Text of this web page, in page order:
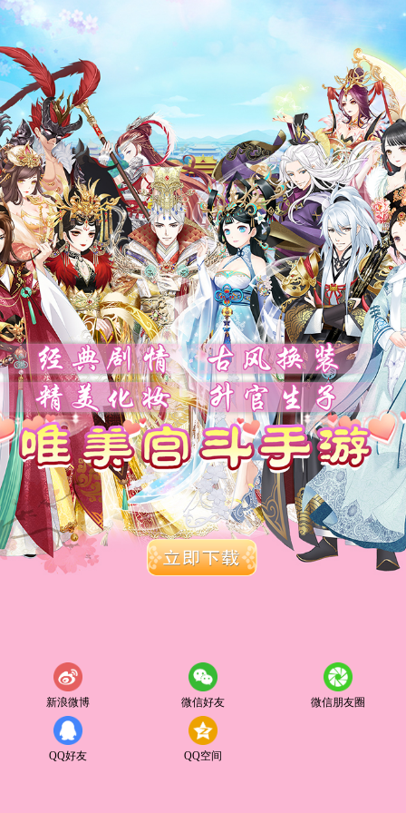
新浪微博 微信好友 微信朋友圈
QQ好友 QQ空间